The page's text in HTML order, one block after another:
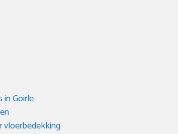
in Goirle
vloerbedekking